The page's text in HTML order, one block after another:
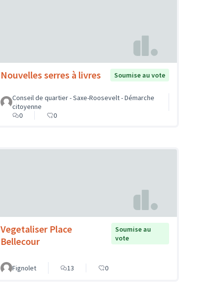
Nouvelles serres à livres Soumise au vote
Conseil de quartier - Saxe-Roosevelt - Démarche
citoyenne
0
0
Vegetaliser Place
Bellecour
Soumise au
vote
Fignolet 13 0